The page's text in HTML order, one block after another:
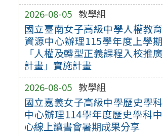
2026-08-05 教學組
國立臺南女子高級中學人權教育
資源中心辦理115學年度上學期
「人權及轉型正義課程入校推廣
計畫」實施計畫
2026-08-05 教學組
國立嘉義女子高級中學歷史學科
中心辦理114學年度歷史學科中
心線上讀書會暑期成果分享